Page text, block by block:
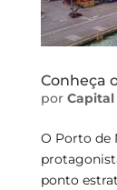
Conheça
por Capital
O Porto de
ponto